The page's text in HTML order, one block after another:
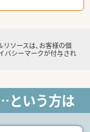
リソースは、お客様の個
バシーマークが付与され
という方は